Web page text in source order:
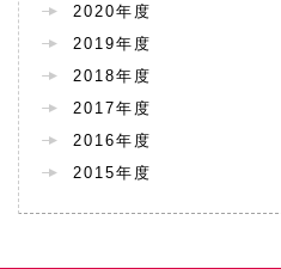
2020年度
2019年度
2018年度
2017年度
2016年度
2015年度